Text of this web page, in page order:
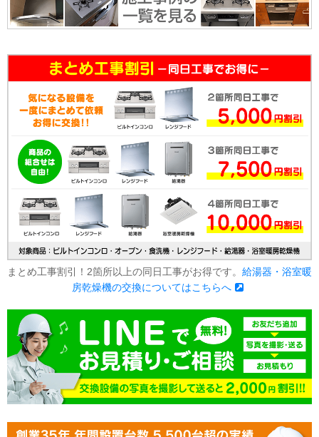
まとめ工事割引！2箇所以上の同日工事がお得です。 給湯器・浴室暖
房乾燥機の交換についてはこちらへ